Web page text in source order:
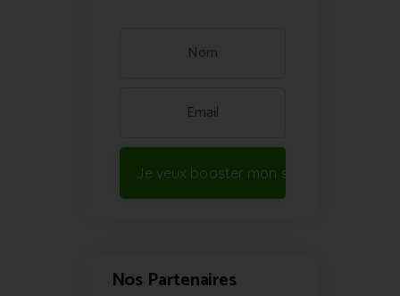
Je veux booster mon site !
Nos Partenaires